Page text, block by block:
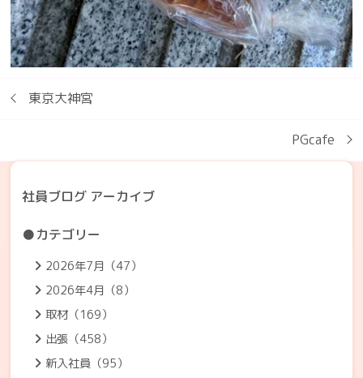
東京大神宮
PGcafe
社員ブログ アーカイブ
●カテゴリー
2026年7月（47）
2026年4月（8）
取材（169）
出張（458）
新入社員（95）